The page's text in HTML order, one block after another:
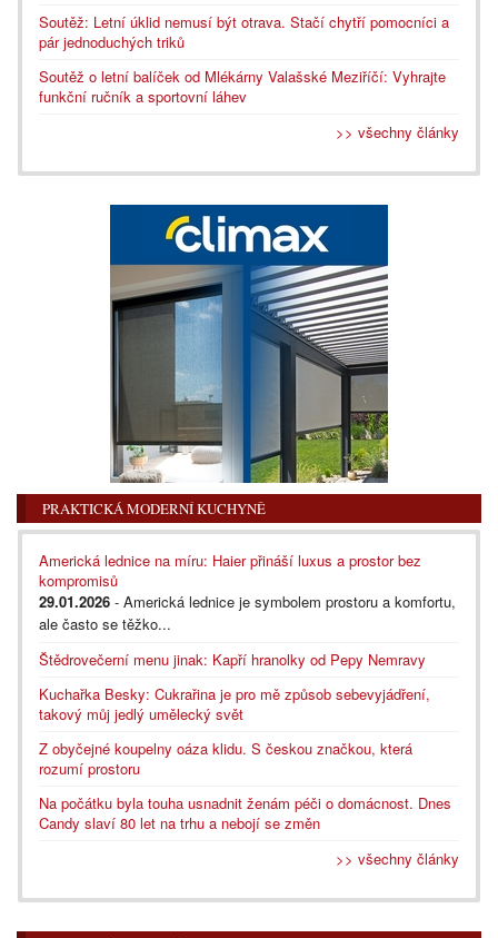
Soutěž: Letní úklid nemusí být otrava. Stačí chytří pomocníci a
pár jednoduchých triků
Soutěž o letní balíček od Mlékárny Valašské Meziříčí: Vyhrajte
funkční ručník a sportovní láhev
>> všechny články
PRAKTICKÁ MODERNÍ KUCHYNĚ
Americká lednice na míru: Haier přináší luxus a prostor bez
kompromisů
29.01.2026 - Americká lednice je symbolem prostoru a komfortu,
ale často se těžko...
Štědrovečerní menu jinak: Kapří hranolky od Pepy Nemravy
Kuchařka Besky: Cukrařina je pro mě způsob sebevyjádření,
takový můj jedlý umělecký svět
Z obyčejné koupelny oáza klidu. S českou značkou, která
rozumí prostoru
Na počátku byla touha usnadnit ženám péči o domácnost. Dnes
Candy slaví 80 let na trhu a nebojí se změn
>> všechny články